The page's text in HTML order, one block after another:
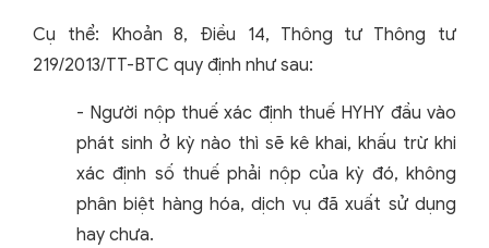
Cụ thể: Khoản 8, Điều 14, Thông tư Thông tư
219/2013/TT-BTC quy định như sau:
- Người nộp thuế xác định thuế HYHY đầu vào
phát sinh ở kỳ nào thì sẽ kê khai, khấu trừ khi
xác định số thuế phải nộp của kỳ đó, không
phân biệt hàng hóa, dịch vụ đã xuất sử dụng
hay chưa.